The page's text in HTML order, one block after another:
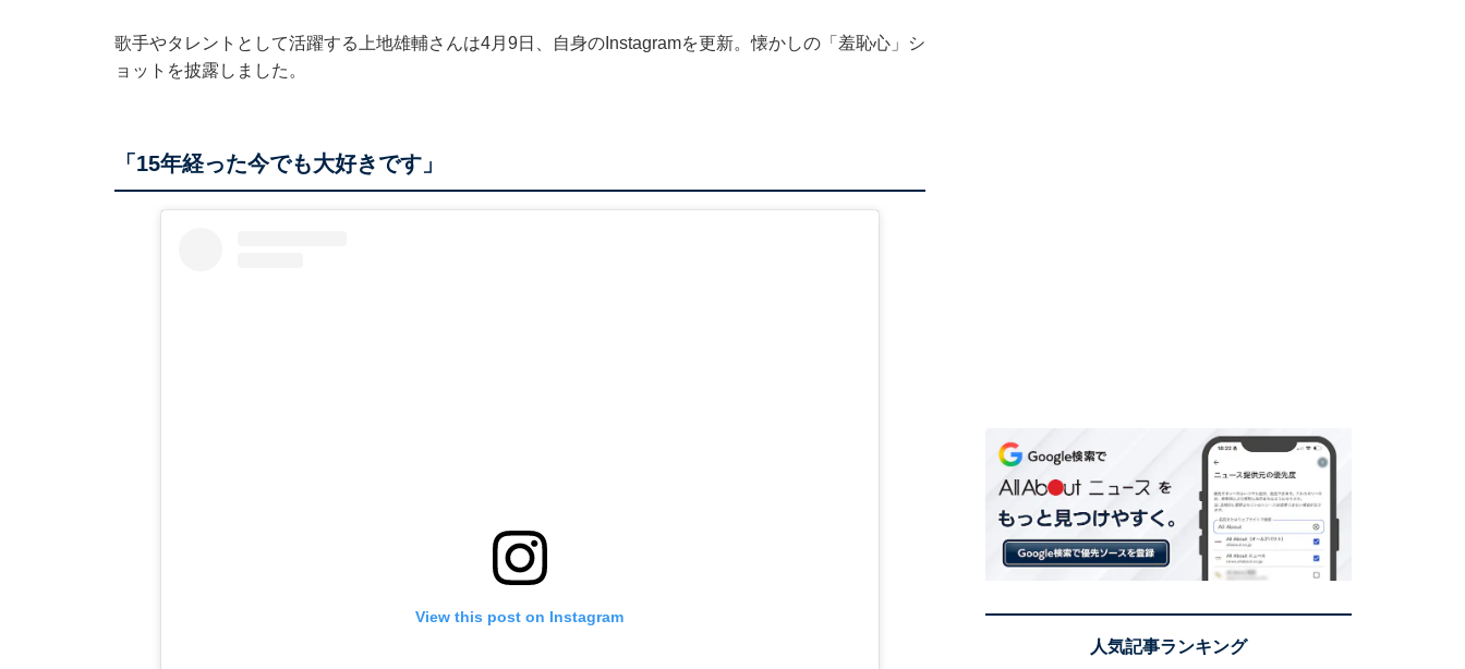
歌手やタレントとして活躍する上地雄輔さんは4月9日、自身のInstagramを更新。懐かしの「羞恥心」シ
ョットを披露しました。
「15年経った今でも大好きです」
View this post on Instagram